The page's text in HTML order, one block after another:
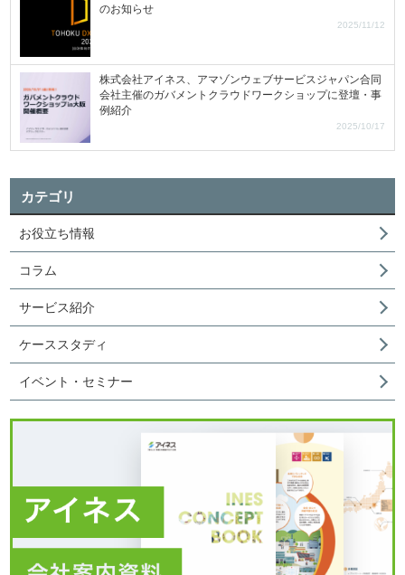
のお知らせ
2025/11/12
株式会社アイネス、アマゾンウェブサービスジャパン合同
会社主催のガバメントクラウドワークショップに登壇・事
例紹介
2025/10/17
カテゴリ
お役立ち情報
コラム
サービス紹介
ケーススタディ
イベント・セミナー